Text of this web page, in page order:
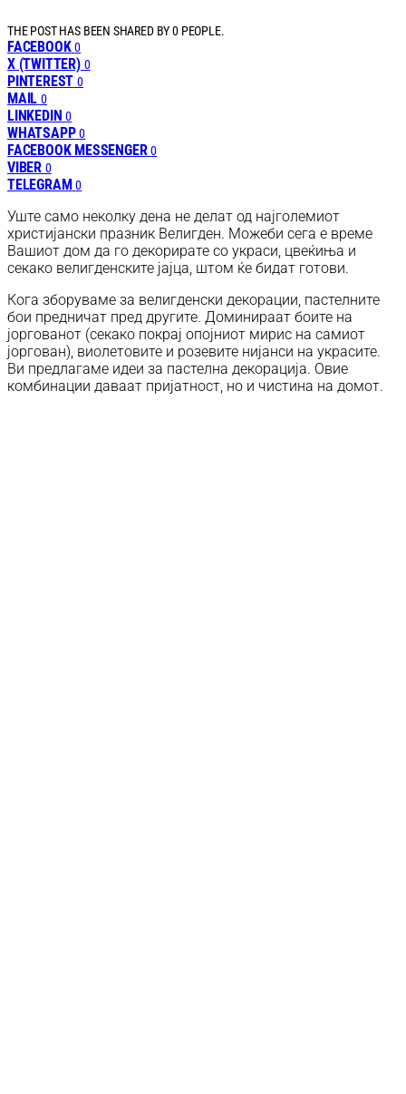
THE POST HAS BEEN SHARED BY0 PEOPLE.
FACEBOOK 0
X (TWITTER) 0
PINTEREST 0
MAIL 0
LINKEDIN 0
WHATSAPP 0
FACEBOOK MESSENGER 0
VIBER 0
TELEGRAM 0
Уште само неколку дена не делат од најголемиот
христијански празник Велигден. Можеби сега е време
Вашиот дом да го декорирате со украси, цвеќиња и
секако велигденските јајца, штом ќе бидат готови.
Кога зборуваме за велигденски декорации, пастелните
бои предничат пред другите. Доминираат боите на
јоргованот (секако покрај опојниот мирис на самиот
јоргован), виолетовите и розевите нијанси на украсите.
Ви предлагаме идеи за пастелна декорација. Овие
комбинации даваат пријатност, но и чистина на домот.